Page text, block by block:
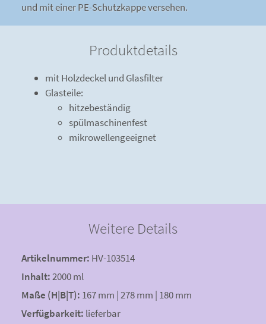
und mit einer PE-Schutzkappe versehen.
Produktdetails
mit Holzdeckel und Glasfilter
Glasteile:
hitzebeständig
spülmaschinenfest
mikrowellengeeignet
Weitere Details
Artikelnummer: HV-103514
Inhalt:2000 ml
Maße (H|B|T): 167 mm | 278 mm | 180 mm
Verfügbarkeit: lieferbar